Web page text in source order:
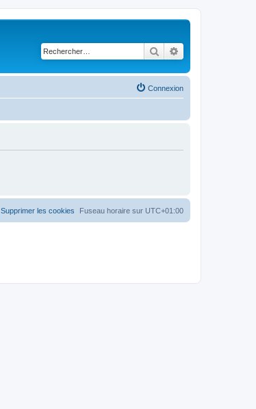
Rechercher
Connexion
Fuseau horaire sur UTC+01:00
Supprimer les cookies